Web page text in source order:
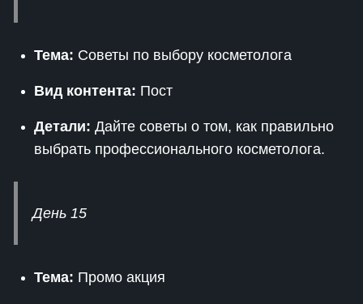
Тема: Советы по выбору косметолога
Вид контента: Пост
Детали: Дайте советы о том, как правильно
выбрать профессионального косметолога.
День 15
Тема: Промо акция